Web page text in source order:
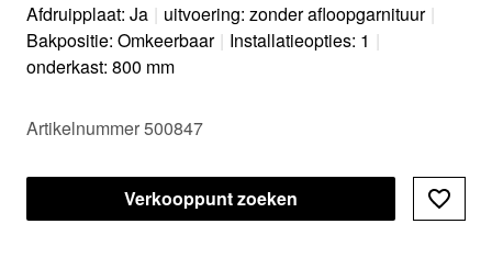
Afdruipplaat: Ja | uitvoering: zonder afloopgarnituur |
Bakpositie: Omkeerbaar | Installatieopties: 1 |
onderkast: 800 mm
Artikelnummer 500847
Verkooppunt zoeken